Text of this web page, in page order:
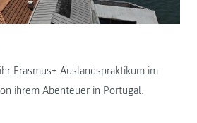
Erasmus+ Auslandspraktikum im
ihrem Abenteuer in Portugal.